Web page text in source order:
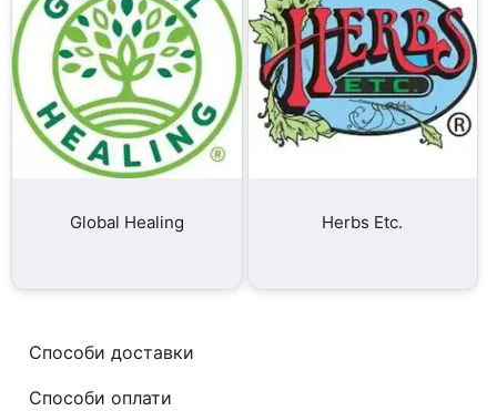
Global Healing Herbs Etc.
Способи доставки
Способи оплати